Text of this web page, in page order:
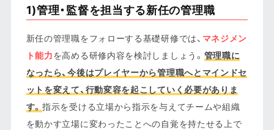
1)管理・監督を担当する新任の管理職
新任の管理職をフォローする基礎研修では、 マネジメン
ト能力を高める研修内容を検討しましょう。 管理職に
なったら、今後はプレイヤーから管理職へとマインドセ
ットを変えて、行動変容を起こしていく必要がありま
す。指示を受ける立場から指示を与えてチームや組織
を動かす立場に変わったことへの自覚を持たせる上で